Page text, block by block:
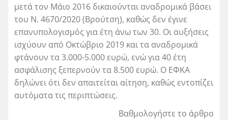
μετά τον Μάιο 2016 δικαιούνται αναδρομικά βάσει
του Ν. 4670/2020 (Βρούτση), καθώς δεν έγινε
επανυπολογισμός για έτη άνω των 30. Οι αυξήσεις
ισχύουν από Οκτώβριο 2019 και τα αναδρομικά
φτάνουν τα 3.000-5.000 ευρώ, ενώ για 40 έτη
ασφάλισης ξεπερνούν τα 8.500 ευρώ. Ο ΕΦΚΑ
δηλώνει ότι δεν απαιτείται αίτηση, καθώς εντοπίζει
αυτόματα τις περιπτώσεις.
Βαθμολογήστε το άρθρο